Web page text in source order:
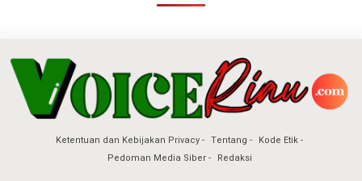
Ketentuan dan Kebijakan Privacy Tentang
Kode Etik
Pedoman Media Siber
Redaksi